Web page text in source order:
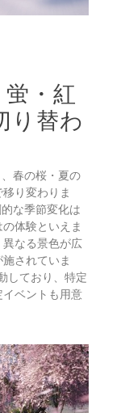
・紅
り替わ
春の桜・夏の
り変わりま
な季節変化は
体験といえま
なる景色が広
されていま
しており、特定
ベントも用意